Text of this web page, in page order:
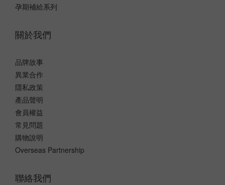
孕期補給系列
關於我們
品牌故事
異業合作
隱私政策
產品聲明
會員權益
常見問題
購物說明
Overseas Partnership
聯絡我們